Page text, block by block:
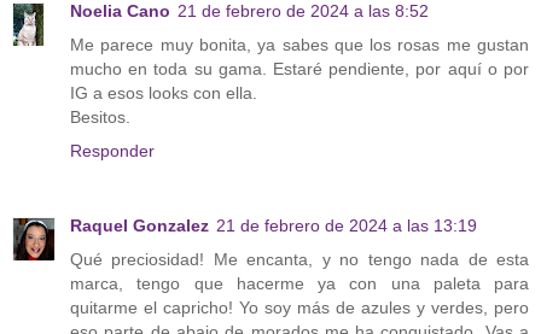
Noelia Cano 21 de febrero de 2024 a las 8:52
Me parece muy bonita, ya sabes que los rosas me gustan
mucho en toda su gama. Estaré pendiente, por aquí o por
IG a esos looks con ella.
Besitos.
Responder
Raquel Gonzalez 21 de febrero de 2024 a las 13:19
Qué preciosidad! Me encanta, y no tengo nada de esta
marca, tengo que hacerme ya con una paleta para
quitarme el capricho! Yo soy más de azules y verdes, pero